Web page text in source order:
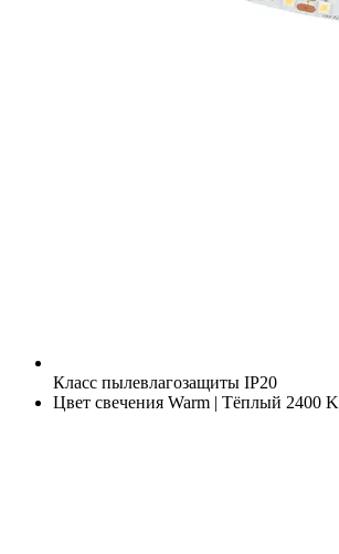
Класс пылевлагозащиты IP20
Цвет свечения Warm | Тёплый 2400 K